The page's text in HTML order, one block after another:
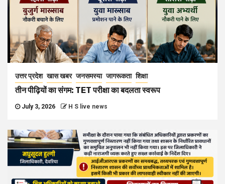
उत्तर प्रदेश खास खबर जनसमस्या जागरूकता शिक्षा
तीन पीढ़ियों का संगम: TET परीक्षा का बदलता स्वरूप
July 3, 2026 H S live news